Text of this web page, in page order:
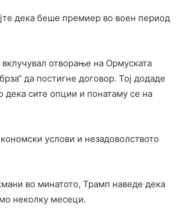
дека беше премиер во воен период
отворање на Ормуската
да постигне договор. Тој додаде
сите опции и понатаму се на
услови и незадоволството
во минатото, Трамп наведе дека
неколку месеци.